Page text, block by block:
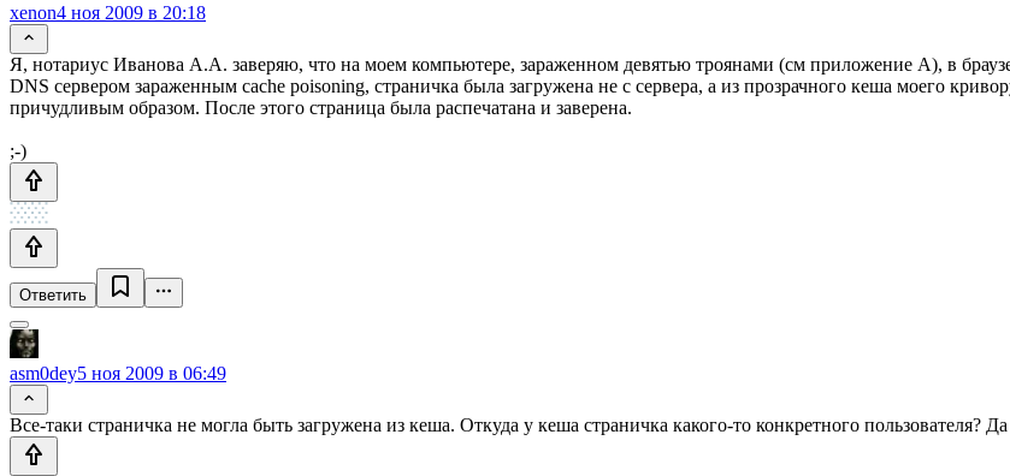
xenon4 ноя 2009 в 20:18
Я, нотариус Иванова А.А. заверяю, что на моем компьютере, зараженном девятью троянами (см приложение А), в
DNS сервером зараженным cache poisoning, страничка была загружена не с сервера, а из прозрачного кеша моего
причудливым образом. После этого страница была распечатана и заверена.
;-)
Ответить
asm0dey5 ноя 2009 в 06:49
Все-таки страничка не могла быть загружена из кеша. Откуда у кеша страничка какого-то конкретного пользователя?